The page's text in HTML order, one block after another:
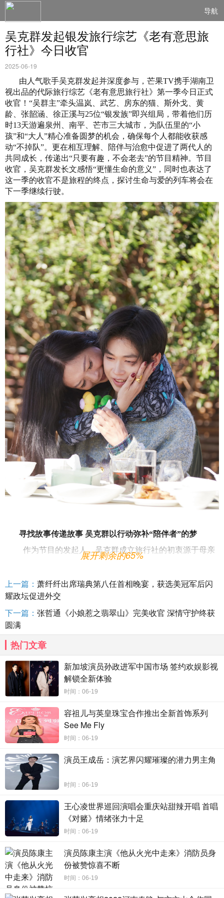
导航
吴克群发起银发旅行综艺《老有意思旅
行社》今日收官
2025-06-19
由人气歌手吴克群发起并深度参与，芒果TV携手湖南卫
视出品的代际旅行综艺《老有意思旅行社》第一季今日正式
收官！“吴群主”牵头温岚、武艺、房东的猫、斯外戈、黄
龄、张韶涵、徐正溪与25位“银发族”即兴组局，带着他们历
时13天游遍泉州、南平、芒市三大城市，为队伍里的“小
孩”和“大人”精心准备圆梦的机会，确保每个人都能收获感
动“不掉队”。更在相互理解、陪伴与治愈中促进了两代人的
共同成长，传递出“只要有趣，不会老去”的节目精神。节目
收官，吴克群发长文感悟“更懂生命的意义”，同时也表达了
这一季的收官不是旅程的终点，探讨生命与爱的列车将会在
下一季继续行驶。
寻找故事传递故事 吴克群以行动弥补“陪伴者”的梦
作为节目的发起人，吴克群成立旅行社的初衷源于母亲
的离世。他曾提到一直有个遗憾：以前答应母亲带她出去旅
去世后，在整理她的遗物时发现，母亲将自己的照片PS到了
一些异国美景上，而母亲身边却没有他。因为这样的遗憾，
那些未曾谋面的老年人们完成心愿，十期节目，三段旅途，
吴克群既是这一切的发起者，又是将一切安排妥帖的执行
者。他希望自己能在这一场旅途中，弥补自己没有成为“陪伴
者”的梦。
在节目中有许多令人动容的故事。因为两岸相隔，一直
没有机会与自己的祖辈和现世亲人相认的秀芬姐和全氏姐
妹，吴克群通过努力，联系多方促成寻根探亲，在看到秀芬
姐在三百年前的祖先画像前落泪、全氏姐妹与56年没见的亲
戚相拥时，吴克群也被触动了：“我看到他们相聚的时候，好
像在电影里看到类似的一幕，原来这就是亲情。”
除了帮助远在异乡的亲人团聚，吴克群也希望大家能够
好好珍惜身边人：他帮助长江哥拍下与妻子爱的记忆短片，
展开剩余的65%
上一篇： 萧纤纤出席瑞典第八任首相晚宴，获选美冠军后闪
耀政坛促进外交
下一篇： 张哲通《小娘惹之翡翠山》完美收官 深情守护终获
圆满
热门文章
新加坡演员孙政进军中国市场 签约欢娱影视
解锁全新体验
时间：06-19
容祖儿与英皇珠宝合作推出全新首饰系列
See Me Fly
时间：06-19
演员王成岳：演艺界闪耀璀璨的潜力男主角
时间：06-19
王心凌世界巡回演唱会重庆站甜辣开唱 首唱
《对赌》情绪张力十足
时间：06-19
演员陈康主演《他从火光中走来》消防员身
份被赞惊喜不断
时间：06-19